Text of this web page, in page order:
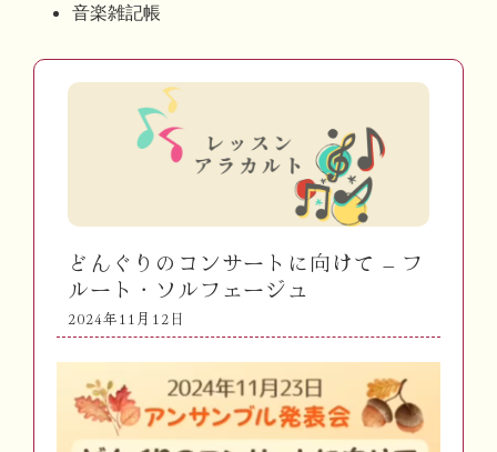
音楽雑記帳
どんぐりのコンサートに向けて – フ
ルート・ソルフェージュ
2024年11月12日